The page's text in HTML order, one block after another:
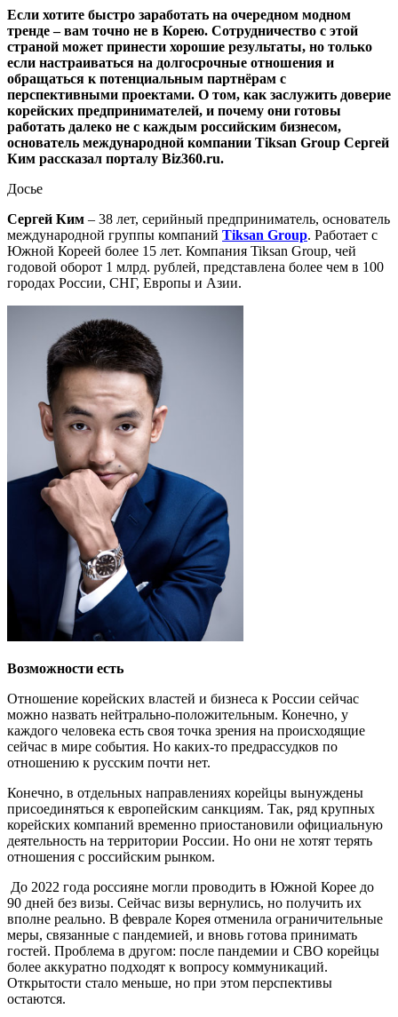
Если хотите быстро заработать на очередном модном
тренде – вам точно не в Корею. Сотрудничество с этой
страной может принести хорошие результаты, но только
если настраиваться на долгосрочные отношения и
обращаться к потенциальным партнёрам с
перспективными проектами. О том, как заслужить доверие
корейских предпринимателей, и почему они готовы
работать далеко не с каждым российским бизнесом,
основатель международной компании Tiksan Group Сергей
Ким рассказал порталу Biz360.ru.
Досье
Сергей Ким – 38 лет, серийный предприниматель, основатель
международной группы компаний Tiksan Group. Работает с
Южной Кореей более 15 лет. Компания Tiksan Group, чей
годовой оборот 1 млрд. рублей, представлена более чем в 100
городах России, СНГ, Европы и Азии.
Возможности есть
Отношение корейских властей и бизнеса к России сейчас
можно назвать нейтрально-положительным. Конечно, у
каждого человека есть своя точка зрения на происходящие
сейчас в мире события. Но каких-то предрассудков по
отношению к русским почти нет.
Конечно, в отдельных направлениях корейцы вынуждены
присоединяться к европейским санкциям. Так, ряд крупных
корейских компаний временно приостановили официальную
деятельность на территории России. Но они не хотят терять
отношения с российским рынком.
До 2022 года россияне могли проводить в Южной Корее до
90 дней без визы. Сейчас визы вернулись, но получить их
вполне реально. В феврале Корея отменила ограничительные
меры, связанные с пандемией, и вновь готова принимать
гостей. Проблема в другом: после пандемии и СВО корейцы
более аккуратно подходят к вопросу коммуникаций.
Открытости стало меньше, но при этом перспективы
остаются.